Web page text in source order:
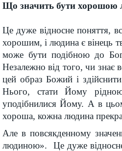
Що значить бути хорошою
Це дуже відносне поняття,
хорошим, і людина є вінець
може бути подібною до
Незалежно від того, чи знає
цей образ Божий і
Нього, стати Йому
уподібнилися Йому. А в
хороша, кожна людина
Але в повсякденному
людиною». Це дуже